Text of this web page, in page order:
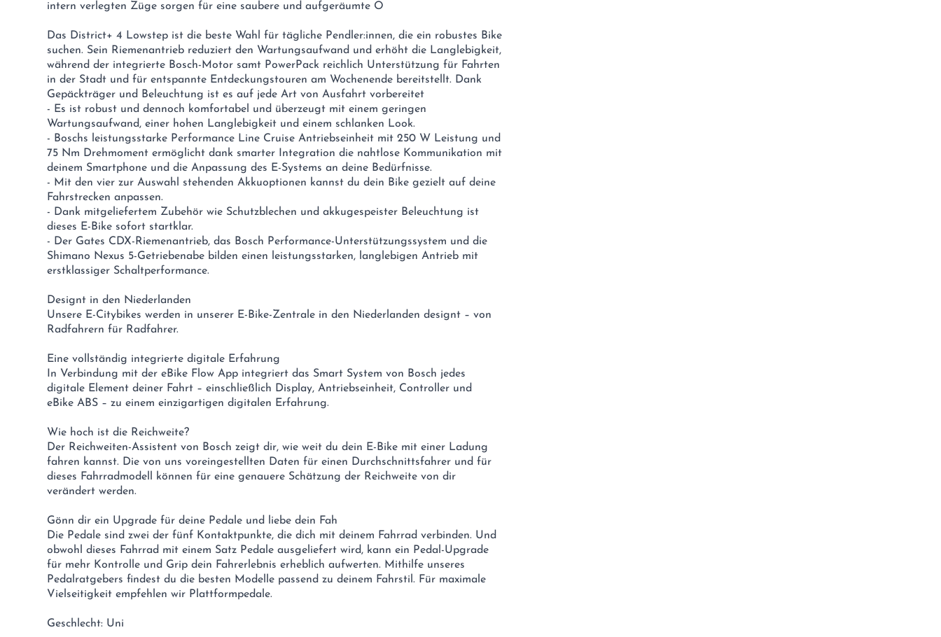
intern verlegten Züge sorgen für eine saubere und aufgeräumte O
Das District+ 4 Lowstep ist die beste Wahl für tägliche Pendler:innen, die ein robustes Bike
suchen. Sein Riemenantrieb reduziert den Wartungsaufwand und erhöht die Langlebigkeit,
während der integrierte Bosch-Motor samt PowerPack reichlich Unterstützung für Fahrten
in der Stadt und für entspannte Entdeckungstouren am Wochenende bereitstellt. Dank
Gepäckträger und Beleuchtung ist es auf jede Art von Ausfahrt vorbereitet
- Es ist robust und dennoch komfortabel und überzeugt mit einem geringen
Wartungsaufwand, einer hohen Langlebigkeit und einem schlanken Look.
- Boschs leistungsstarke Performance Line Cruise Antriebseinheit mit 250 W Leistung und
75 Nm Drehmoment ermöglicht dank smarter Integration die nahtlose Kommunikation mit
deinem Smartphone und die Anpassung des E-Systems an deine Bedürfnisse.
- Mit den vier zur Auswahl stehenden Akkuoptionen kannst du dein Bike gezielt auf deine
Fahrstrecken anpassen.
- Dank mitgeliefertem Zubehör wie Schutzblechen und akkugespeister Beleuchtung ist
dieses E-Bike sofort startklar.
- Der Gates CDX-Riemenantrieb, das Bosch Performance-Unterstützungssystem und die
Shimano Nexus 5-Getriebenabe bilden einen leistungsstarken, langlebigen Antrieb mit
erstklassiger Schaltperformance.
Designt in den Niederlanden
Unsere E-Citybikes werden in unserer E-Bike-Zentrale in den Niederlanden designt – von
Radfahrern für Radfahrer.
Eine vollständig integrierte digitale Erfahrung
In Verbindung mit der eBike Flow App integriert das Smart System von Bosch jedes
digitale Element deiner Fahrt – einschließlich Display, Antriebseinheit, Controller und
eBike ABS – zu einem einzigartigen digitalen Erfahrung.
Wie hoch ist die Reichweite?
Der Reichweiten-Assistent von Bosch zeigt dir, wie weit du dein E-Bike mit einer Ladung
fahren kannst. Die von uns voreingestellten Daten für einen Durchschnittsfahrer und für
dieses Fahrradmodell können für eine genauere Schätzung der Reichweite von dir
verändert werden.
Gönn dir ein Upgrade für deine Pedale und liebe dein Fah
Die Pedale sind zwei der fünf Kontaktpunkte, die dich mit deinem Fahrrad verbinden. Und
obwohl dieses Fahrrad mit einem Satz Pedale ausgeliefert wird, kann ein Pedal-Upgrade
für mehr Kontrolle und Grip dein Fahrerlebnis erheblich aufwerten. Mithilfe unseres
Pedalratgebers findest du die besten Modelle passend zu deinem Fahrstil. Für maximale
Vielseitigkeit empfehlen wir Plattformpedale.
Geschlecht: Uni